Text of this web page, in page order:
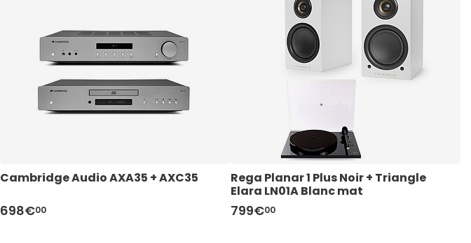
Cambridge Audio AXA35 + AXC35
698€00
Rega Planar 1 Plus Noir + Triangle
Elara LN01A Blanc mat
799€00